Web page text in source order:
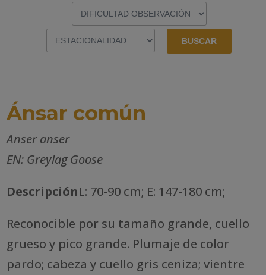
Ánsar común
Anser anser
EN: Greylag Goose
DescripciónL: 70-90 cm; E: 147-180 cm;
Reconocible por su tamaño grande, cuello
grueso y pico grande. Plumaje de color
pardo; cabeza y cuello gris ceniza; vientre